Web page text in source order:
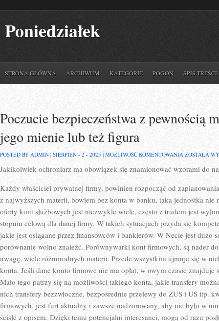
Poniedziałek
STRONA GŁÓWNA ARCHIWUM KATEGORIE POGOŃ SPIS TREŚCI
Poczucie bezpieczeństwa z pewnością
jego mienie lub też figura
POSTED BY ADMIN | SIERPIEŃ - 2 - 2025 | MOŻLIWOŚĆ KOMENTOWANIA POCZUCIE
Z
GDY
MIENIE
LUB
TEŻ
FIGURA
ZOSTAŁA
Jakikolwiek ochroniarz ma obowiązek się znamionować wzorami do
Każdy właściciel prywatnej firmy, powinien rozpocząć od
z najwyższych materii, bowiem bez konta w banku, taka jednostka nie
oferty kont służbowych jest niezwykle wiele, często z trudem jest
stopniu celową dla danej firmy. W takich sytuacjach przyda się
jakie jest osiągane przez finansowców i bankierów. W Necie jest dużo
porównanie wolno znaleźć. Porównywarki kont firmowych, są nader
uwagę, wiele różnorodnych materii. Przede wszystkim ujmuje się w
konta. Jeśli dane konto firmowe nie ma opłat, w owym czasie
Mało tego patrzy się na możliwości takiego konta, jakie transfery
nich transfery bezzwłoczne, bezpośrednie przelewy do ZUS i US itp.
firmowych, jest furt aktualny i zawsze nadzorowany, aby nie było w
ścisłe z opisem. Dzięki temu potencjalni interesanci, mogą od razu